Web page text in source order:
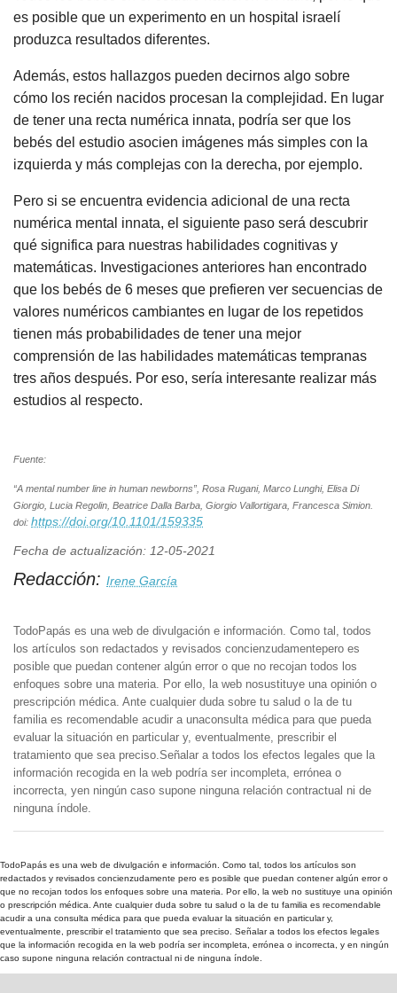
es posible que un experimento en un hospital israelí
produzca resultados diferentes.
Además, estos hallazgos pueden decirnos algo sobre
cómo los recién nacidos procesan la complejidad. En lugar
de tener una recta numérica innata, podría ser que los
bebés del estudio asocien imágenes más simples con la
izquierda y más complejas con la derecha, por ejemplo.
Pero si se encuentra evidencia adicional de una recta
numérica mental innata, el siguiente paso será descubrir
qué significa para nuestras habilidades cognitivas y
matemáticas. Investigaciones anteriores han encontrado
que los bebés de 6 meses que prefieren ver secuencias de
valores numéricos cambiantes en lugar de los repetidos
tienen más probabilidades de tener una mejor
comprensión de las habilidades matemáticas tempranas
tres años después. Por eso, sería interesante realizar más
estudios al respecto.
Fuente:
“A mental number line in human newborns”, Rosa Rugani, Marco Lunghi, Elisa Di
Giorgio, Lucia Regolin, Beatrice Dalla Barba, Giorgio Vallortigara, Francesca Simion.
doi: https://doi.org/10.1101/159335
Fecha de actualización: 12-05-2021
Redacción: Irene García
TodoPapás es una web de divulgación e información. Como tal, todos
los artículos son redactados y revisados concienzudamentepero es
posible que puedan contener algún error o que no recojan todos los
enfoques sobre una materia. Por ello, la web nosustituye una opinión o
prescripción médica. Ante cualquier duda sobre tu salud o la de tu
familia es recomendable acudir a unaconsulta médica para que pueda
evaluar la situación en particular y, eventualmente, prescribir el
tratamiento que sea preciso.Señalar a todos los efectos legales que la
información recogida en la web podría ser incompleta, errónea o
incorrecta, yen ningún caso supone ninguna relación contractual ni de
ninguna índole.
TodoPapás es una web de divulgación e información. Como tal, todos los artículos son
redactados y revisados concienzudamente pero es posible que puedan contener algún error o
que no recojan todos los enfoques sobre una materia. Por ello, la web no sustituye una opinión
o prescripción médica. Ante cualquier duda sobre tu salud o la de tu familia es recomendable
acudir a una consulta médica para que pueda evaluar la situación en particular y,
eventualmente, prescribir el tratamiento que sea preciso. Señalar a todos los efectos legales
que la información recogida en la web podría ser incompleta, errónea o incorrecta, y en ningún
caso supone ninguna relación contractual ni de ninguna índole.